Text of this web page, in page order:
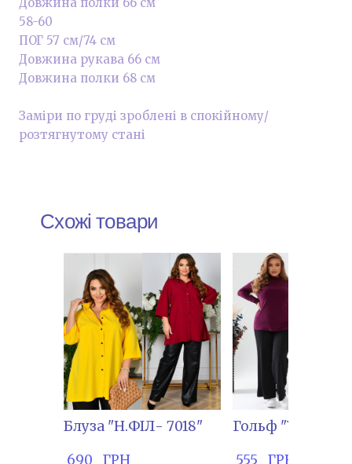
58-60
ПОГ 57 см/74 см
Довжина рукава 66 см
Довжина полки 68 см
Заміри по груді зроблені в спокійному/
розтягнутому стані
Схожі товари
Блуза "Н.ФІЛ- 7018"
690   ГРН
Гольф "УГР-
555   ГРН